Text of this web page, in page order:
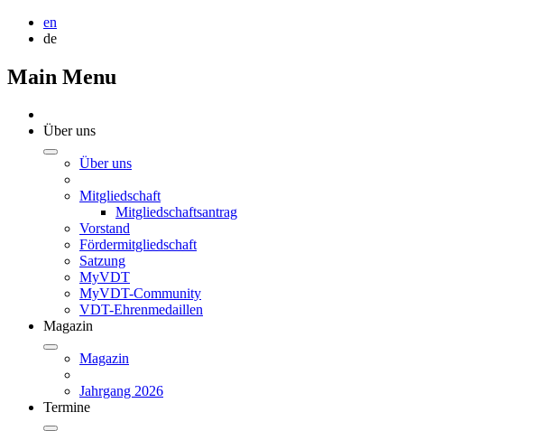
en
de
Main Menu
Über uns
Über uns
Mitgliedschaft
Mitgliedschaftsantrag
Vorstand
Fördermitgliedschaft
Satzung
MyVDT
MyVDT-Community
VDT-Ehrenmedaillen
Magazin
Magazin
Jahrgang 2026
Termine